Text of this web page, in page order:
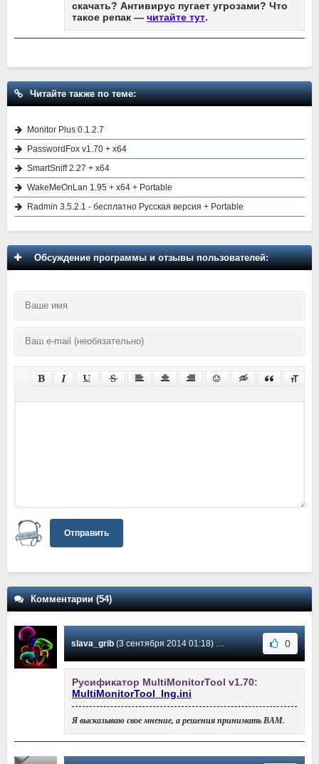
скачать? Антивирус пугает угрозами? Что
такое репак — читайте тут.
Читайте также по теме:
Monitor Plus 0.1.2.7
PasswordFox v1.70 + x64
SmartSniff 2.27 + x64
WakeMeOnLan 1.95 + x64 + Portable
Radmin 3.5.2.1 - бесплатно Русская версия + Portable
Обсуждение программы и отзывы пользователей:
Отправить
Комментарии (54)
slava_grib(3 сентября 2014 01:18) Сообщение #34 0
Русификатор MultiMonitorTool v1.70:
MultiMonitorTool_lng.ini
Я высказываю свое мнение, а решения принимать ВАМ.